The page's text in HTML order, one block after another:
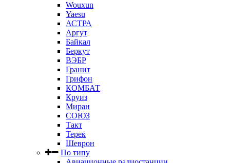
Wouxun
Yaesu
АСТРА
Аргут
Байкал
Беркут
ВЭБР
Гранит
Грифон
КОМБАТ
Круиз
Миран
СОЮЗ
Такт
Терек
Шеврон
По типу